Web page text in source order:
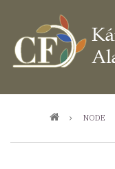
tartalomra
Morzsa NODE